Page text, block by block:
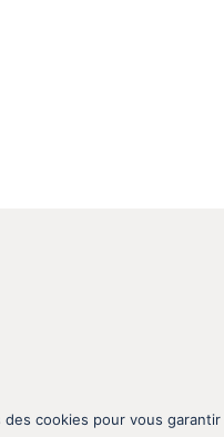
des cookies pour vous